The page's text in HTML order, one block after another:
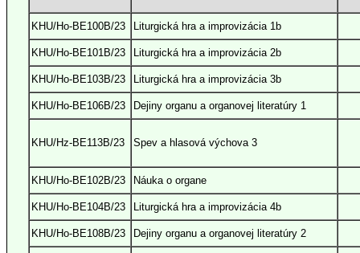
KHU/Ho-BE100B/23 Liturgická hra a improvizácia 1b
KHU/Ho-BE101B/23 Liturgická hra a improvizácia 2b
KHU/Ho-BE103B/23 Liturgická hra a improvizácia 3b
KHU/Ho-BE106B/23 Dejiny organu a organovej literatúry 1
KHU/Hz-BE113B/23 Spev a hlasová výchova 3
KHU/Ho-BE102B/23 Náuka o organe
KHU/Ho-BE104B/23 Liturgická hra a improvizácia 4b
KHU/Ho-BE108B/23 Dejiny organu a organovej literatúry 2